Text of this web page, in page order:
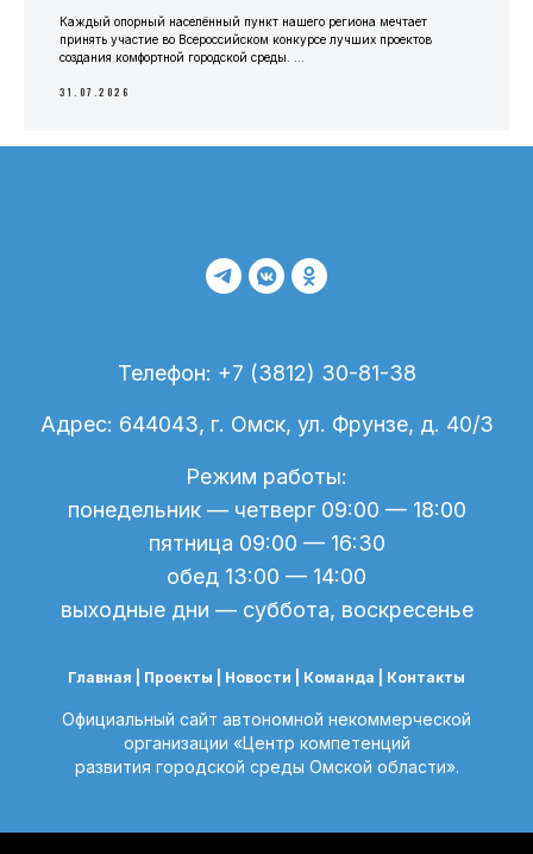
Каждый опорный населённый пункт нашего региона мечтает
принять участие во Всероссийском конкурсе лучших проектов
создания комфортной городской среды. ...
31.07.2026
Телефон: +7 (3812) 30-81-38
Адрес: 644043, г. Омск, ул. Фрунзе, д. 40/3
Режим работы:
понедельник — четверг 09:00 — 18:00
пятница 09:00 — 16:30
обед 13:00 — 14:00
выходные дни — суббота, воскресенье
Главная | Проекты Новости | Команда | Контакты
Официальный сайт автономной некоммерческой
организации «Центр компетенций
развития городской среды Омской области».